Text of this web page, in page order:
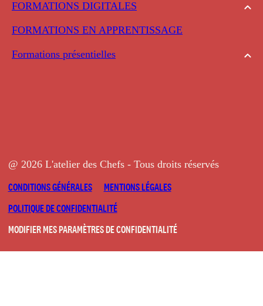
FORMATIONS DIGITALES
FORMATIONS EN APPRENTISSAGE
Formations présentielles
@ 2026 L'atelier des Chefs - Tous droits réservés
CONDITIONS GÉNÉRALES
MENTIONS LÉGALES
POLITIQUE DE CONFIDENTIALITÉ
MODIFIER MES PARAMÈTRES DE CONFIDENTIALITÉ